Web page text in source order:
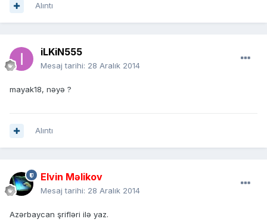
Alıntı
iLKiN555
Mesaj tarihi: 28 Aralık 2014
mayak18, nəyə ?
Alıntı
Elvin Məlikov
Mesaj tarihi: 28 Aralık 2014
Azərbaycan şrifləri ilə yaz.